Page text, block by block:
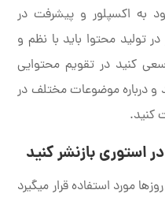
به اکسپلور و پیشرفت در
در تولید محتوا باید با نظم و
کنید در تقویم محتوایی
و درباره موضوعات مختلف در
کنید.
مورد استفاده قرار میگیرد